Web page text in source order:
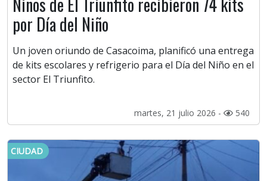
por Día del Niño
Un joven oriundo de Casacoima, planificó una entrega
de kits escolares y refrigerio para el Día del Niño en el
sector El Triunfito.
martes, 21 julio 2026 - 540
CIUDAD